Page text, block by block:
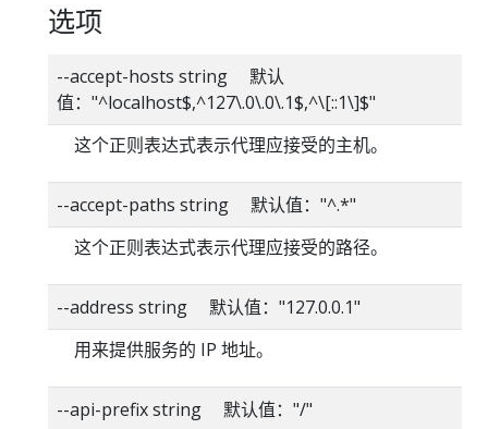
选项
--accept-hosts string 默认
值："^localhost$,^127\.0\.0\.1$,^\[::1\]$"
这个正则表达式表示代理应接受的主机。
--accept-paths string 默认值："^.*"
这个正则表达式表示代理应接受的路径。
--address string 默认值："127.0.0.1"
用来提供服务的 IP 地址。
--api-prefix string 默认值："/"